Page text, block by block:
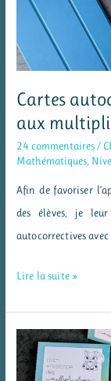
Cartes
aux
24 commentaires /
Mathématiques
Afin de favoriser
des élèves, je
autocorrectives
Cartes
aux
multiplications
Lire la suite »